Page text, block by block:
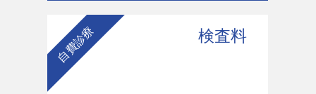
検査料
自費診療